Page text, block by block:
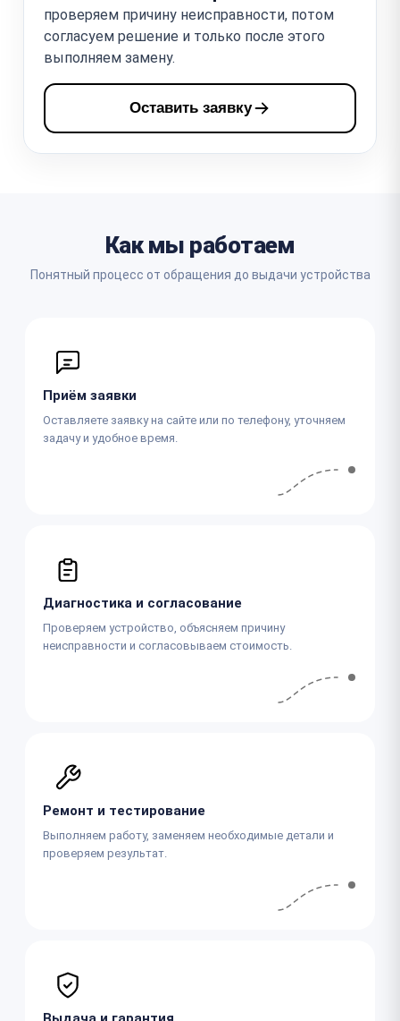
проверяем причину неисправности, потом
согласуем решение и только после этого
выполняем замену.
Оставить заявку
Как мы работаем
Понятный процесс от обращения до выдачи устройства
Приём заявки
Оставляете заявку на сайте или по телефону, уточняем
задачу и удобное время.
Диагностика и согласование
Проверяем устройство, объясняем причину
неисправности и согласовываем стоимость.
Ремонт и тестирование
Выполняем работу, заменяем необходимые детали и
проверяем результат.